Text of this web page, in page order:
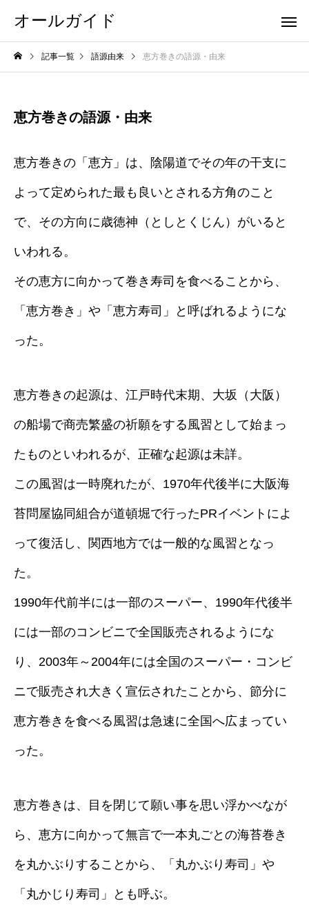
オールガイド
記事一覧 語源由来 恵方巻きの語源・由来
恵方巻きの語源・由来
恵方巻きの「恵方」は、陰陽道でその年の干支に
よって定められた最も良いとされる方角のこと
で、その方向に歳徳神（としとくじん）がいると
いわれる。
その恵方に向かって巻き寿司を食べることから、
「恵方巻き」や「恵方寿司」と呼ばれるようにな
った。
恵方巻きの起源は、江戸時代末期、大坂（大阪）
の船場で商売繁盛の祈願をする風習として始まっ
たものといわれるが、正確な起源は未詳。
この風習は一時廃れたが、1970年代後半に大阪海
苔問屋協同組合が道頓堀で行ったPRイベントによ
って復活し、関西地方では一般的な風習となっ
た。
1990年代前半には一部のスーパー、1990年代後半
には一部のコンビニで全国販売されるようにな
り、2003年～2004年には全国のスーパー・コンビ
ニで販売され大きく宣伝されたことから、節分に
恵方巻きを食べる風習は急速に全国へ広まってい
った。
恵方巻きは、目を閉じて願い事を思い浮かべなが
ら、恵方に向かって無言で一本丸ごとの海苔巻き
を丸かぶりすることから、「丸かぶり寿司」や
「丸かじり寿司」とも呼ぶ。